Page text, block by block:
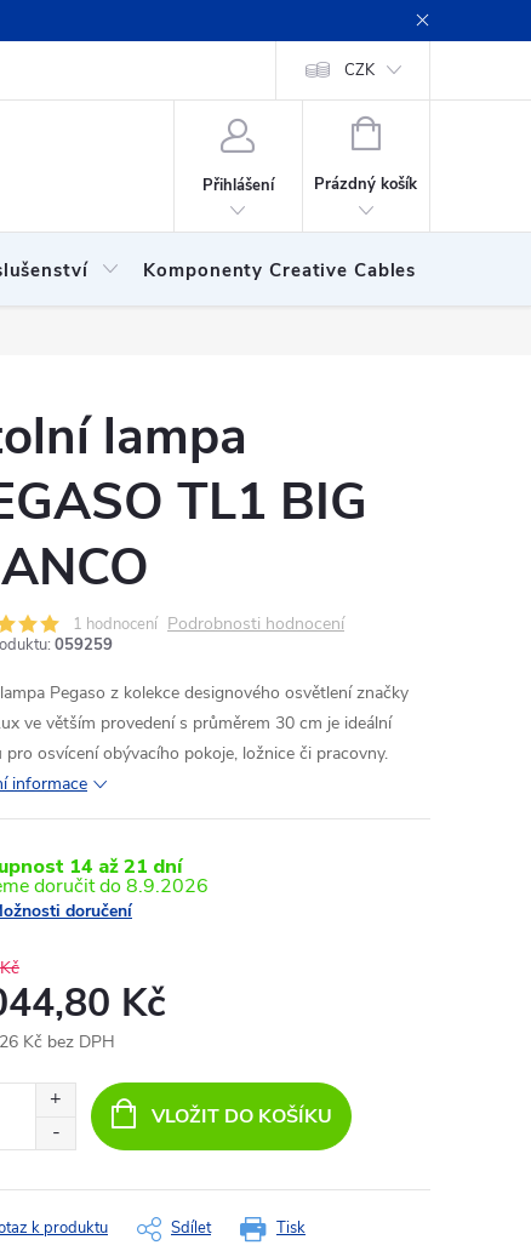
obchodu Podmínky ochrany
CZK
Přihlášení
NÁKUPNÍ
Prázdný košík
Komponenty Creative Cables
lampa
TL1 BIG
1 hodnocení Podrobnosti hodnocení
059259
Pegaso z kolekce designového osvětlení značky
ve větším provedení s průměrem 30 cm je ideální
pro osvícení obývacího pokoje, ložnice či pracovny.
informace
14 až 21 dní
8.9.2026
doručení
Kč
Kč bez DPH
VLOŽIT DO KOŠÍKU
Tisk
k produktu Sdílet